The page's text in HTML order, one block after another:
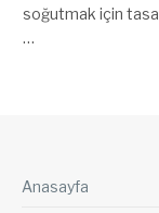
soğutmak için
…
Anasayfa